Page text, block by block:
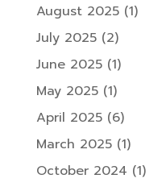
August 2025(1)
July 2025(2)
June 2025(1)
May 2025(1)
April 2025(6)
March 2025(1)
October 2024 (1)